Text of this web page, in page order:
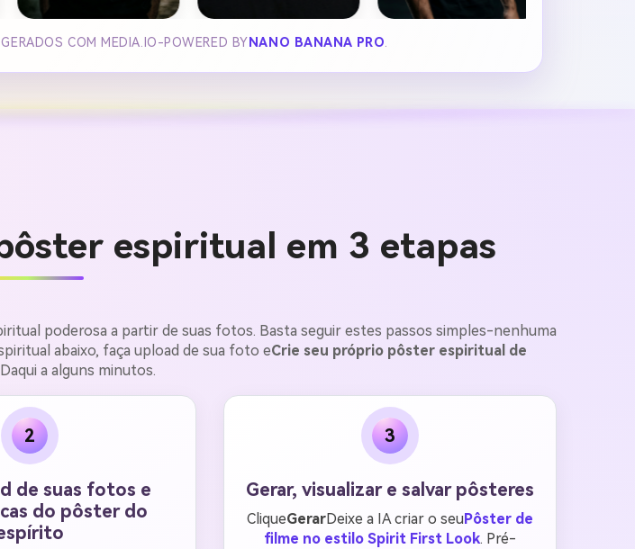
COM MEDIA.IO-POWERED BY NANO BANANA PRO
espiritual em 3 etapas
poderosa a partir de suas fotos. Basta seguir estes passos simples-nenhuma
abaixo, faça upload de sua foto eCrie seu próprio pôster espiritual de
Daqui a alguns minutos.
2
de suas fotos e
do pôster do
3
Gerar, visualizar e salvar pôsteres
CliqueGerarDeixe a IA criar o seuPôster de
filme no estilo Spirit First Look. Pré-